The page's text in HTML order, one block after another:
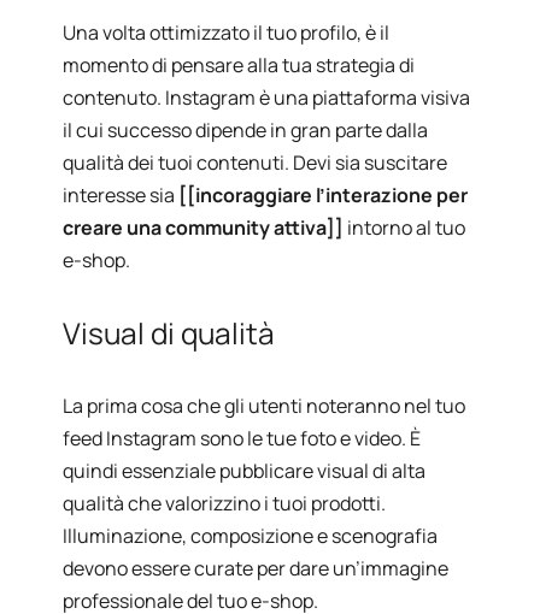
Una volta ottimizzato il tuo profilo, è il
momento di pensare alla tua strategia di
contenuto. Instagram è una piattaforma visiva
il cui successo dipende in gran parte dalla
qualità dei tuoi contenuti. Devi sia suscitare
interesse sia [[incoraggiare l’interazione per
creare una community attiva]] intorno al tuo
e-shop.
Visual di qualità
La prima cosa che gli utenti noteranno nel tuo
feed Instagram sono le tue foto e video. È
quindi essenziale pubblicare visual di alta
qualità che valorizzino i tuoi prodotti.
Illuminazione, composizione e scenografia
devono essere curate per dare un’immagine
professionale del tuo e-shop.